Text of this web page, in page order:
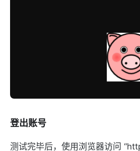
登出账号
测试完毕后，使用浏览器访问